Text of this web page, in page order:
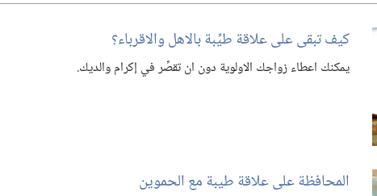
كيف تبقى على علاقة طيِّبة بالاهل والاقرباء؟‏
يمكنك اعطاء زواجك الاولوية دون ان تقصِّر في إكرام والديك.‏
المحافظة على علاقة طيبة مع الحموين